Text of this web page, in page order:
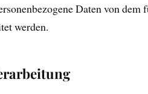
Daten von
werden.